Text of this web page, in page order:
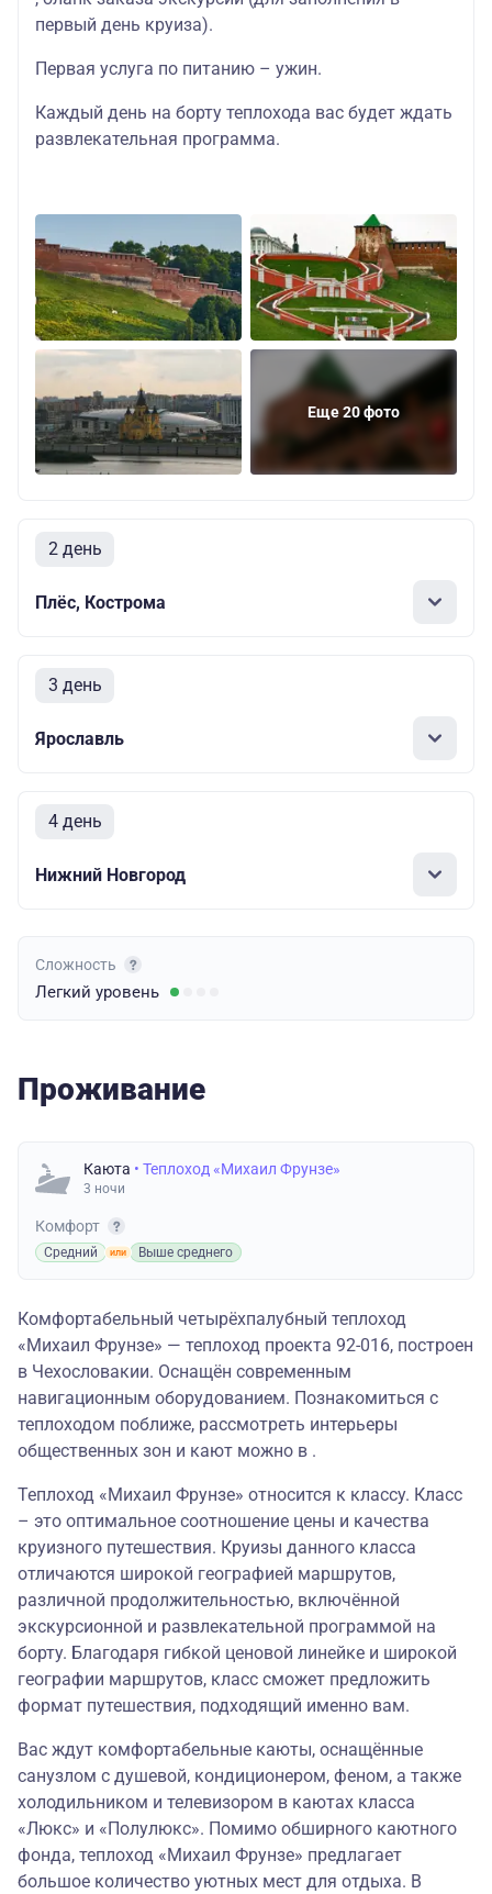
первый день круиза).
Первая услуга по питанию – ужин.
Каждый день на борту теплохода вас будет ждать
развлекательная программа.
Еще 20 фото
2 день
Плёс, Кострома
3 день
Ярославль
4 день
Нижний Новгород
Сложность
Легкий уровень
Проживание
Каюта • Теплоход «Михаил Фрунзе»
3 ночи
Комфорт
Средний Выше среднего
Комфортабельный четырёхпалубный теплоход
«Михаил Фрунзе» — теплоход проекта 92-016, построен
в Чехословакии. Оснащён современным
навигационным оборудованием. Познакомиться с
теплоходом поближе, рассмотреть интерьеры
общественных зон и кают можно в .
Теплоход «Михаил Фрунзе» относится к классу. Класс
– это оптимальное соотношение цены и качества
круизного путешествия. Круизы данного класса
отличаются широкой географией маршрутов,
различной продолжительностью, включённой
экскурсионной и развлекательной программой на
борту. Благодаря гибкой ценовой линейке и широкой
географии маршрутов, класс сможет предложить
формат путешествия, подходящий именно вам.
Вас ждут комфортабельные каюты, оснащённые
санузлом с душевой, кондиционером, феном, а также
холодильником и телевизором в каютах класса
«Люкс» и «Полулюкс». Помимо обширного каютного
фонда, теплоход «Михаил Фрунзе» предлагает
большое количество уютных мест для отдыха. В